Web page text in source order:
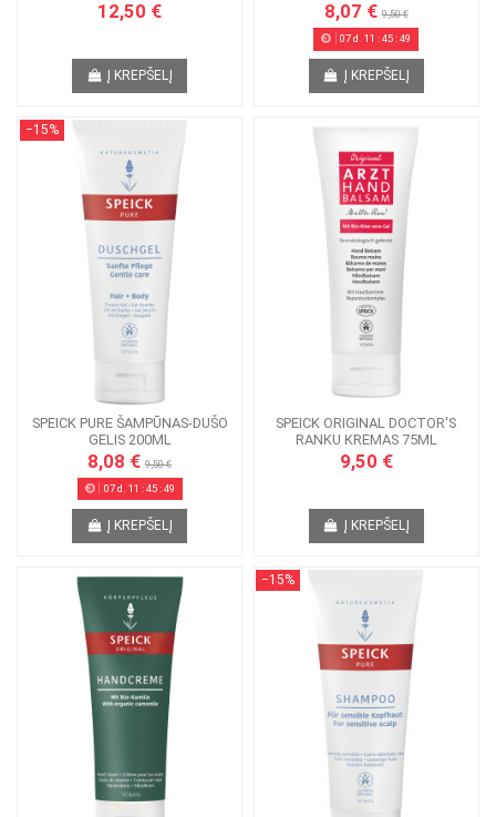
12,50 €
Į KREPŠELĮ
8,07 € 9,50 €
07d. 11 :45:49
Į KREPŠELĮ
−15%
SPEICK PURE ŠAMPŪNAS-DUŠO
GELIS 200ML
8,08 €9,50 €
07d. 11 :45:49
Į KREPŠELĮ
SPEICK ORIGINAL DOCTOR'S
RANKU KREMAS 75ML
9,50 €
Į KREPŠELĮ
−15%